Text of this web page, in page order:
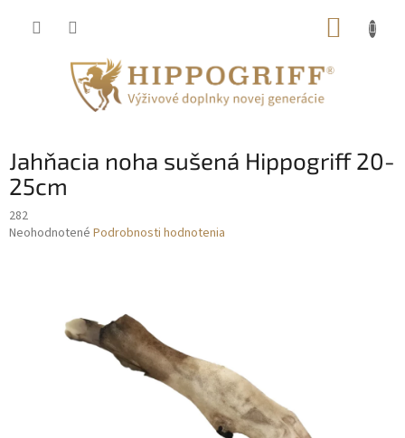
Jahňacia noha sušená Hippogriff 20-
25cm
282
Priemerné
Neohodnotené Podrobnosti hodnotenia